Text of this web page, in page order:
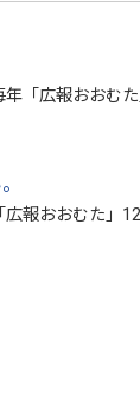
「広報おおむ
報おおむた」